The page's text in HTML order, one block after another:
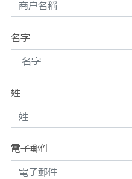
名字
姓
電子郵件